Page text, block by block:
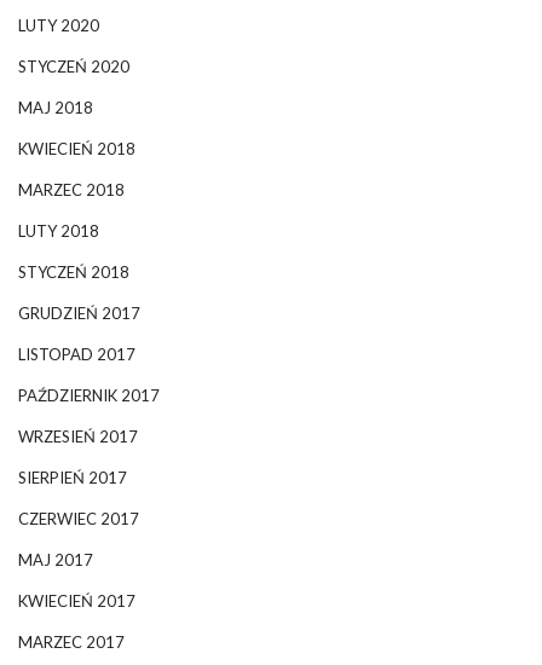
LUTY 2020
STYCZEŃ 2020
MAJ 2018
KWIECIEŃ 2018
MARZEC 2018
LUTY 2018
STYCZEŃ 2018
GRUDZIEŃ 2017
LISTOPAD 2017
PAŹDZIERNIK 2017
WRZESIEŃ 2017
SIERPIEŃ 2017
CZERWIEC 2017
MAJ 2017
KWIECIEŃ 2017
MARZEC 2017